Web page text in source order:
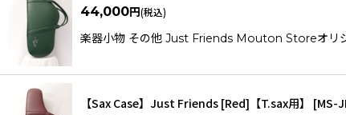
44,000円(税込)
楽器小物 その他 Just Friends Mouton Storeオリ
【Sax Case】Just Friends [Red]【T.sax用】 [MS-